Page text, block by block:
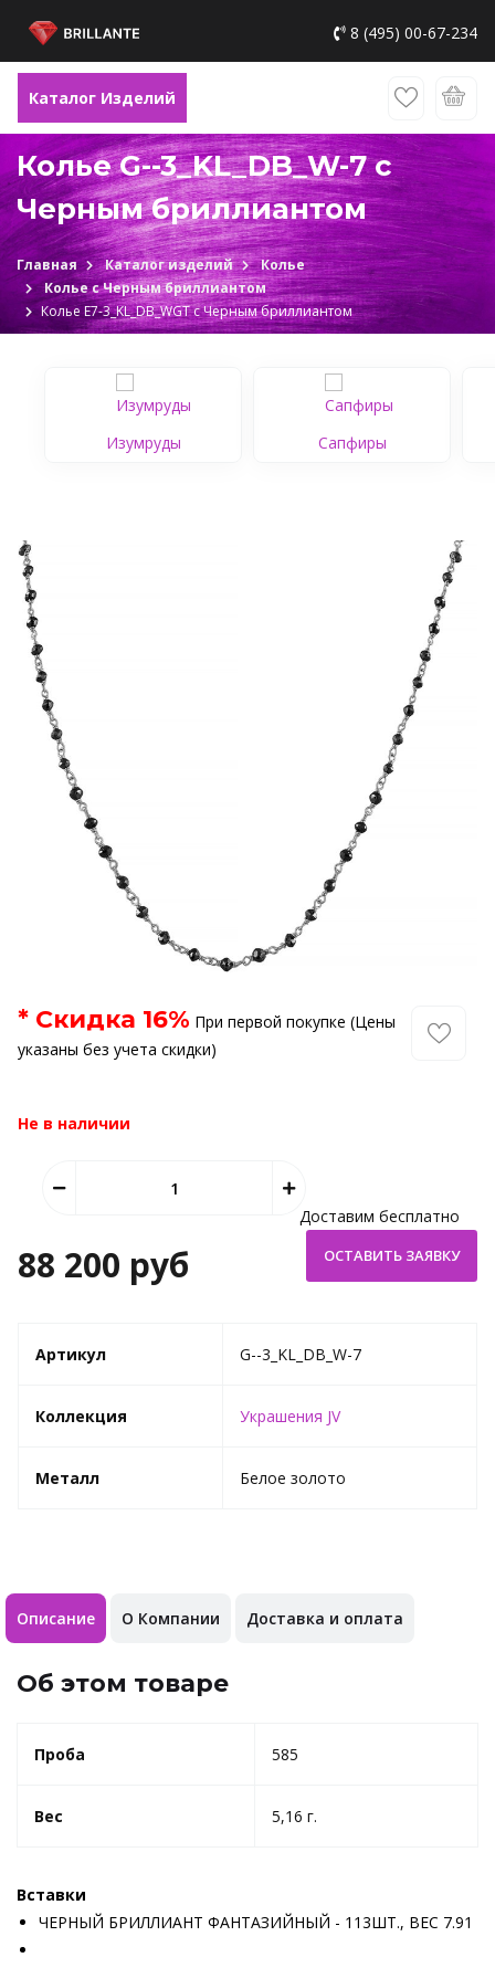
8 (495) 00-67-234
Каталог Изделий
Колье G--3_KL_DB_W-7 с
Черным бриллиантом
Главная Каталог изделий
Колье
Колье с Черным бриллиантом
Колье Е7-3_KL_DB_WGТ с Черным бриллиантом
Изумруды Сапфиры
* Скидка 16% При первой покупке (Цены
указаны без учета скидки)
Не в наличии
88 200 руб
Доставим бесплатно
Артикул G--3_KL_DB_W-7
Коллекция Украшения JV
Металл Белое золото
Описание О Компании Доставка и оплата
Об этом товаре
Проба 585
Вес 5,16 г.
Вставки
ЧЕРНЫЙ БРИЛЛИАНТ ФАНТАЗИЙНЫЙ - 113ШТ., ВЕС 7.91